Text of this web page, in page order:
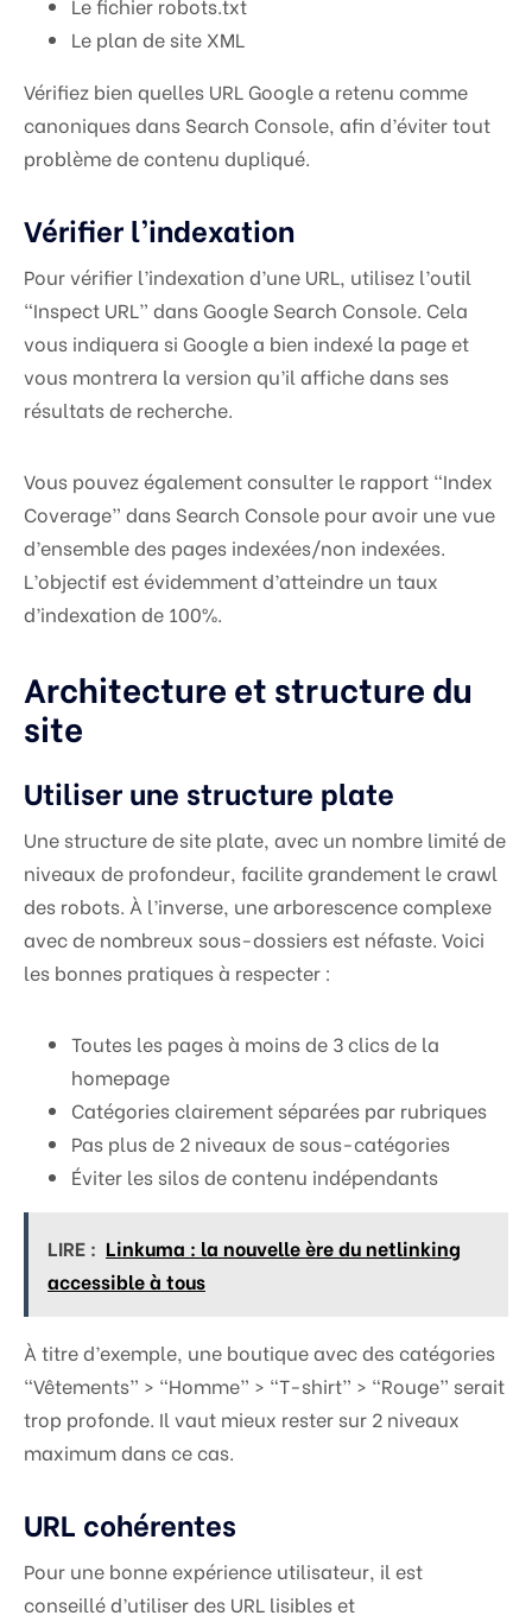
Le plan de site XML
Vérifiez bien quelles URL Google a retenu comme
canoniques dans Search Console, afin d’éviter tout
problème de contenu dupliqué.
Vérifier l’indexation
Pour vérifier l’indexation d’une URL, utilisez l’outil
“Inspect URL” dans Google Search Console. Cela
vous indiquera si Google a bien indexé la page et
vous montrera la version qu’il affiche dans ses
résultats de recherche.
Vous pouvez également consulter le rapport “Index
Coverage” dans Search Console pour avoir une vue
d’ensemble des pages indexées/non indexées.
L’objectif est évidemment d’atteindre un taux
d’indexation de 100%.
Architecture et structure du
site
Utiliser une structure plate
Une structure de site plate, avec un nombre limité de
niveaux de profondeur, facilite grandement le crawl
des robots. À l’inverse, une arborescence complexe
avec de nombreux sous-dossiers est néfaste. Voici
les bonnes pratiques à respecter :
Toutes les pages à moins de 3 clics de la
homepage
Catégories clairement séparées par rubriques
Pas plus de 2 niveaux de sous-catégories
Éviter les silos de contenu indépendants
LIRE : Linkuma : la nouvelle ère du netlinking
accessible à tous
À titre d’exemple, une boutique avec des catégories
“Vêtements” > “Homme” > “T-shirt” > “Rouge” serait
trop profonde. Il vaut mieux rester sur 2 niveaux
maximum dans ce cas.
URL cohérentes
Pour une bonne expérience utilisateur, il est
conseillé d’utiliser des URL lisibles et